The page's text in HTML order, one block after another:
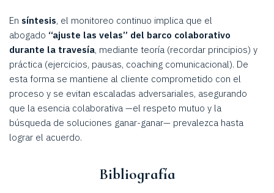
En síntesis, el monitoreo continuo implica que el
abogado “ajuste las velas” del barco colaborativo
durante la travesía, mediante teoría (recordar principios) y
práctica (ejercicios, pausas, coaching comunicacional). De
esta forma se mantiene al cliente comprometido con el
proceso y se evitan escaladas adversariales, asegurando
que la esencia colaborativa —el respeto mutuo y la
búsqueda de soluciones ganar-ganar— prevalezca hasta
lograr el acuerdo.
Bibliografía